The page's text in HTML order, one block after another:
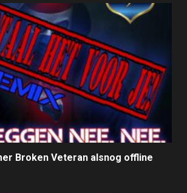
Broken Veteran alsnog offline